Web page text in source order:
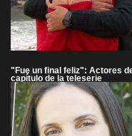
"Fue un final feliz": Actores
capítulo de la teleserie